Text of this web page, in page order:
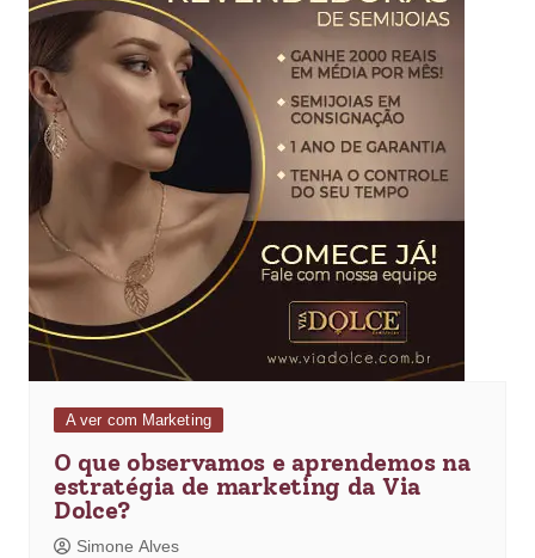
A ver com Marketing
O que observamos e aprendemos na
estratégia de marketing da Via
Dolce?
Simone Alves